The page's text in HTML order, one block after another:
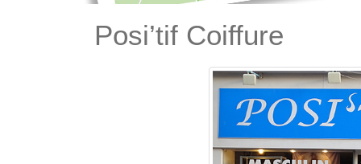
Posi’tif Coiffure